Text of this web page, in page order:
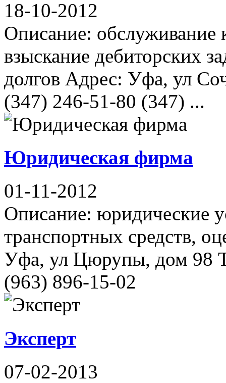
18-10-2012
Описание: обслуживание
взыскание дебиторских
долгов Адрес: Уфа, ул
(347) 246-51-80 (347) ...
Юридическая фирма
01-11-2012
Описание: юридические
транспортных средств,
Уфа, ул Цюрупы, дом 98
(963) 896-15-02
Эксперт
07-02-2013